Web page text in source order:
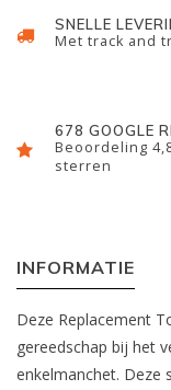
SNELLE
Met track and
678 GOOGLE
Beoordeling
sterren
INFORMATIE
Deze Replacement
gereedschap bij het
enkelmanchet. Deze